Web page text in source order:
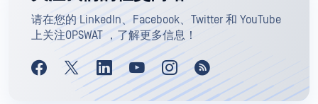
请在您的 LinkedIn、Facebook、Twitter 和 YouTube
上关注OPSWAT ，了解更多信息！